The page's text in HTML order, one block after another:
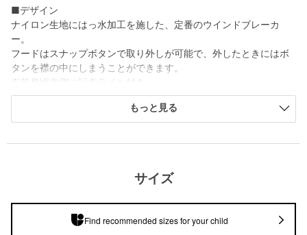
■デザイン
ナイロン生地にはっ水加工を施した、定番のウインドブレーカ
ー。
フードはスナップボタンで取り外しが可能で、外したときにはボ
タンを襟の中にしまうことができます。
アウトドアから通学などの普段使いまで、日常のさまざまなシー
ンで活躍するアイテムです。
・BLACK：ブラック・K
・OLIVE：ダックグリーン×クラシックカーキ・GI
もっと見る
サイズ
Find recommended sizes for your child